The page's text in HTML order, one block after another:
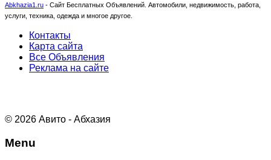
Abkhazia1.ru - Сайт Бесплатных Объявлений. Автомобили, недвижимость, работа,
услуги, техника, одежда и многое другое.
Контакты
Карта сайта
Все Объявления
Реклама на сайте
© 2026 Авито - Абхазия
Menu